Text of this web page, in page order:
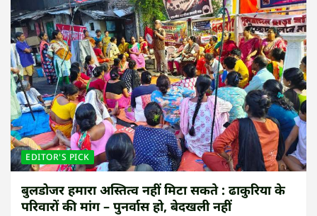
EDITOR'S PICK
बुलडोजर हमारा अस्तित्व नहीं मिटा सकते : ढाकुरिया के
परिवारों की मांग – पुनर्वास हो, बेदखली नहीं